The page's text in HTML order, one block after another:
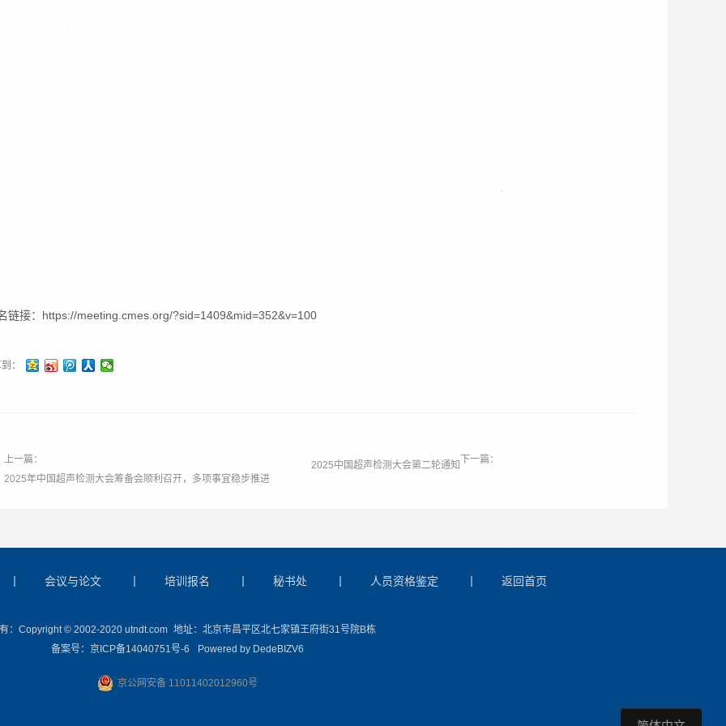
链接：https://meeting.cmes.org/?sid=1409&mid=352&v=100
：
上一篇：
2025年中国超声检测大会筹备会顺利召开，多项事宜稳步推进
下一篇：
2025中国超声检测大会第二轮通知
会议与论文 培训报名 秘书处 人员资格鉴定 返回首页
：Copyright © 2002-2020 utndt.com 地址：北京市昌平区北七家镇王府街31号院B栋
备案号： 京ICP备14040751号-6 Powered by DedeBIZV6
京公网安备 11011402012960号